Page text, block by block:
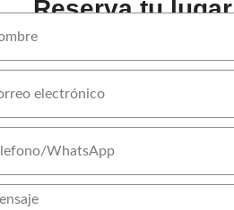
Reserva tu lugar